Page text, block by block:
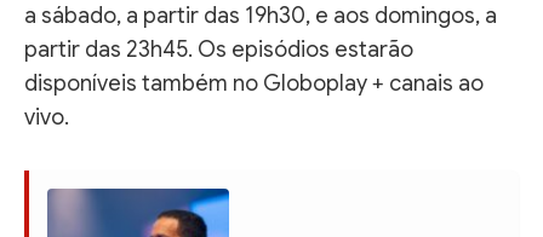
a sábado, a partir das 19h30, e aos domingos, a
partir das 23h45. Os episódios estarão
disponíveis também no Globoplay + canais ao
vivo.